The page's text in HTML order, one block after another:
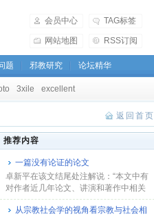
会员中心 TAG标签
网站地图 RSS订阅
题 邪教研究 论坛精华
3xile excellent
返回首页
推荐内容
一篇没有论证的论文
卓新平在该文结尾处注解说：“本文中有
对作者近几年论文、讲演和著作中相关
观点的综...
从宗教社会学的视角看宗教与社会相